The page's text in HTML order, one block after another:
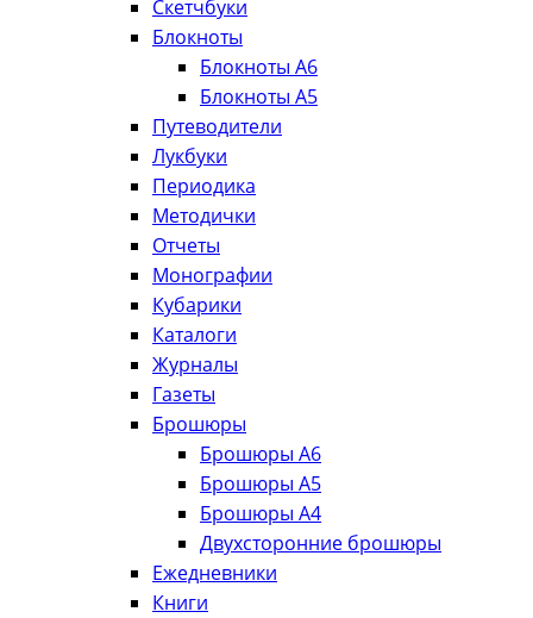
Скетчбуки
Блокноты
Блокноты А6
Блокноты А5
Путеводители
Лукбуки
Периодика
Методички
Отчеты
Монографии
Кубарики
Каталоги
Журналы
Газеты
Брошюры
Брошюры А6
Брошюры А5
Брошюры А4
Двухсторонние брошюры
Ежедневники
Книги